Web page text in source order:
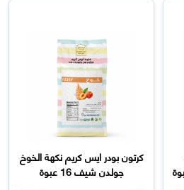
كرتون بودر ايس كريم نكهة الخوخ
جولدن شيف 16 عبوة